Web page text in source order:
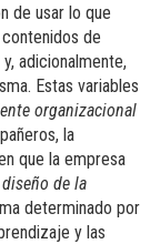
de usar lo que
de
adicionalmente,
Estas variables
organizacional
la
que la empresa
diseño de la
determinado por
y las